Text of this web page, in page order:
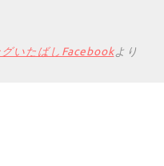
グいたばしFacebookより